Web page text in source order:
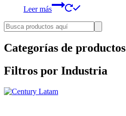
Leer más
Categorías de productos
Filtros por Industria